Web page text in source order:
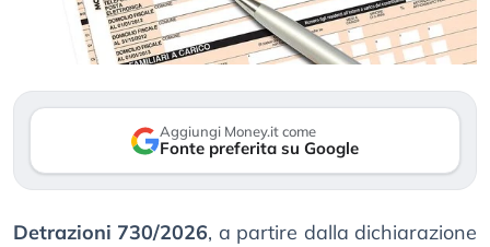
Aggiungi Money.it come
Fonte preferita su Google
Detrazioni 730/2026, a partire dalla dichiarazione